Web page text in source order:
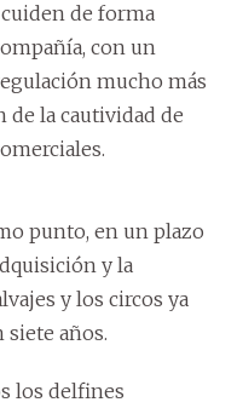
de forma
con un
mucho más
de la cautividad de
punto, en un plazo
y la
y los circos ya
años.
los delfines